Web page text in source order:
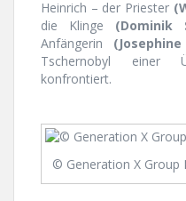
Heinrich – der Priester
die Klinge (Dominik
Anfängerin
Tschernobyl einer
konfrontiert.
© Generation X Group